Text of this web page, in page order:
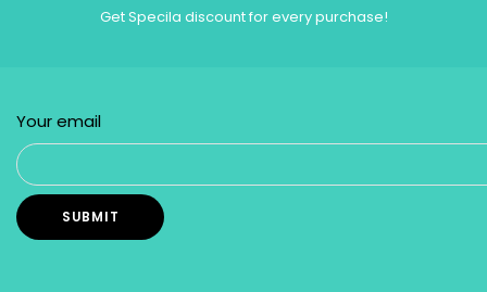
Get Specila discount for every purchase!
Your email